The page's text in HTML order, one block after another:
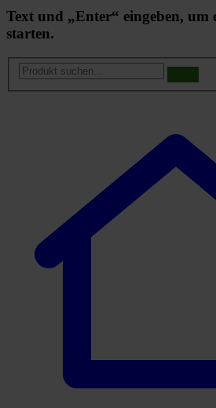
Text und „Enter“ eingeben, um
starten.
Produkt
suchen...